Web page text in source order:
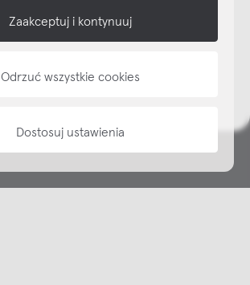
Zaakceptuj i kontynuuj
Odrzuć wszystkie cookies
Dostosuj ustawienia